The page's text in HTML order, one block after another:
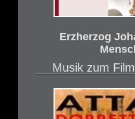
Erzherzog
Musik zum